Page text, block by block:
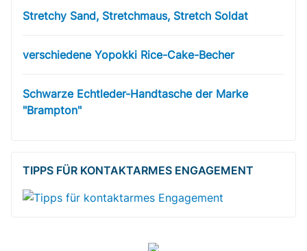
Stretchy Sand, Stretchmaus, Stretch Soldat
verschiedene Yopokki Rice-Cake-Becher
Schwarze Echtleder-Handtasche der Marke
"Brampton"
TIPPS FÜR KONTAKTARMES ENGAGEMENT